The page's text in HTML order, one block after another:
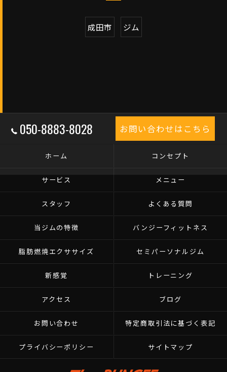
成田市 ジム
050-8883-8028 お問い合わせはこちら
ホーム コンセプト
サービス メニュー
スタッフ よくある質問
当ジムの特徴 バンジーフィットネス
脂肪燃焼エクササイズ セミパーソナルジム
新感覚 トレーニング
アクセス ブログ
お問い合わせ 特定商取引法に基づく表記
プライバシーポリシー サイトマップ